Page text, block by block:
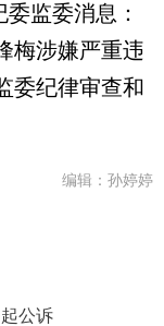
监委消息：
梅涉嫌严重违
委纪律审查和
编辑：孙婷婷
公诉